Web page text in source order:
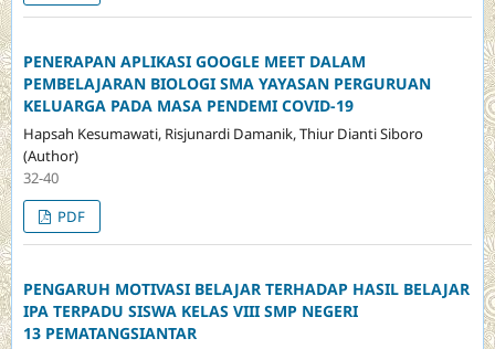
PENERAPAN APLIKASI GOOGLE MEET DALAM
PEMBELAJARAN BIOLOGI SMA YAYASAN PERGURUAN
KELUARGA PADA MASA PENDEMI COVID-19
Hapsah Kesumawati, Risjunardi Damanik, Thiur Dianti Siboro
(Author)
32-40
PDF
PENGARUH MOTIVASI BELAJAR TERHADAP HASIL BELAJAR
IPA TERPADU SISWA KELAS VIII SMP NEGERI
13 PEMATANGSIANTAR